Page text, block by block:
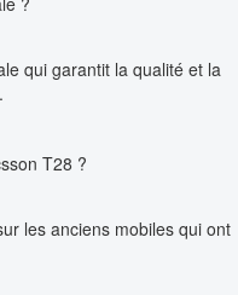
qui garantit la qualité et la
T28 ?
les anciens mobiles qui ont